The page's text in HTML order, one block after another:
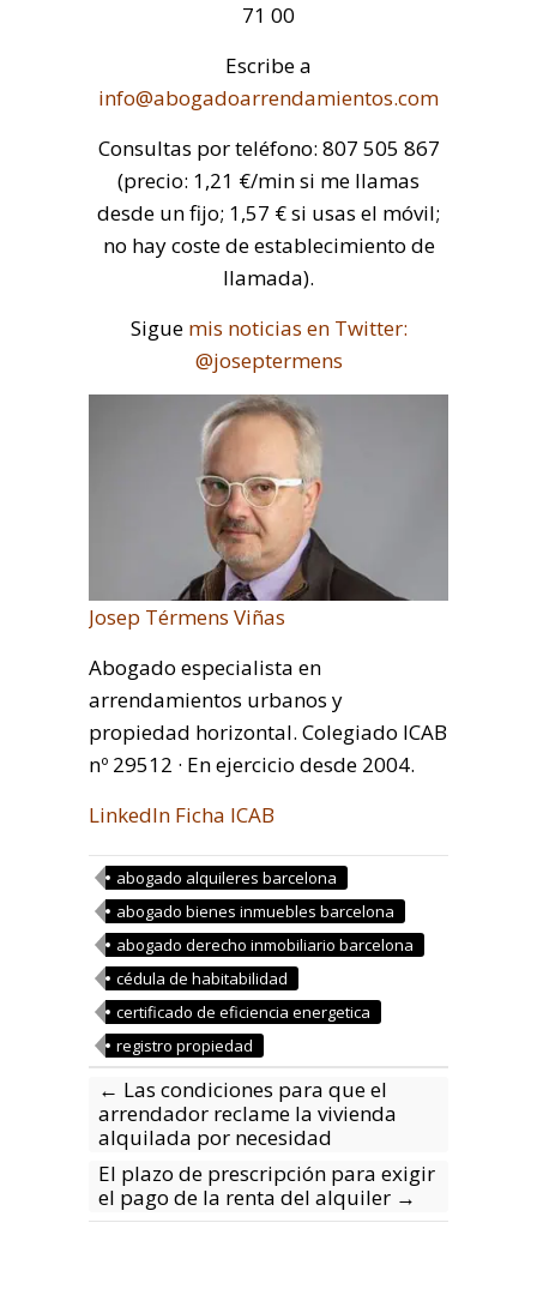
71 00
Escribe a
info@abogadoarrendamientos.com
Consultas por teléfono: 807 505 867
(precio: 1,21 €/min si me llamas
desde un fijo; 1,57 € si usas el móvil;
no hay coste de establecimiento de
llamada).
Sigue mis noticias en Twitter:
@joseptermens
Josep Térmens Viñas
Abogado especialista en
arrendamientos urbanos y
propiedad horizontal. Colegiado ICAB
nº 29512 · En ejercicio desde 2004.
LinkedIn Ficha ICAB
abogado alquileres barcelona
abogado bienes inmuebles barcelona
abogado derecho inmobiliario barcelona
cédula de habitabilidad
certificado de eficiencia energetica
registro propiedad
← Las condiciones para que el
arrendador reclame la vivienda
alquilada por necesidad
El plazo de prescripción para exigir
el pago de la renta del alquiler →